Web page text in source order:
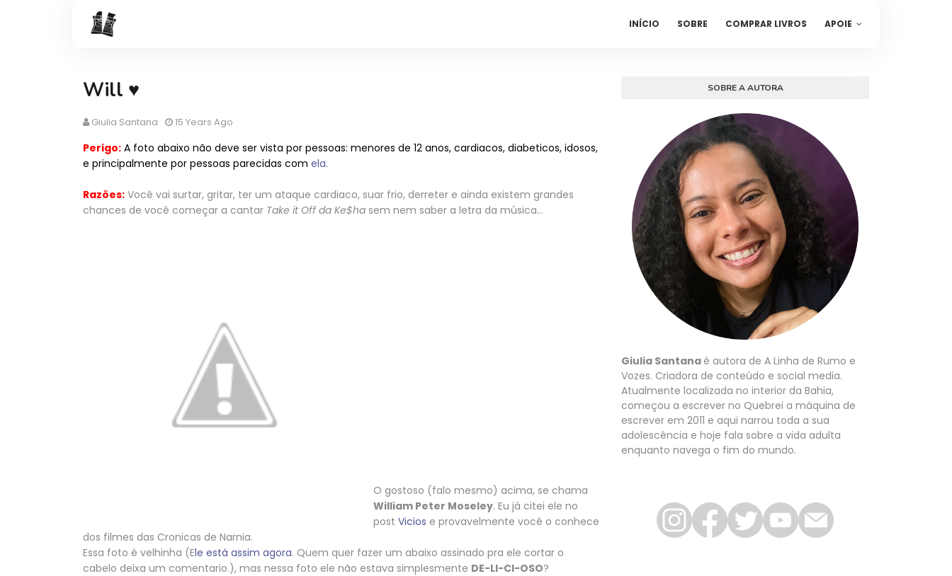
INÍCIO SOBRE COMPRAR LIVROS APOIE
Will ♥
Giulia Santana 15 Years Ago
Perigo: A foto abaixo não deve ser vista por pessoas: menores de 12 anos, cardiacos, diabeticos, idosos,
e principalmente por pessoas parecidas com ela.
Razões: Você vai surtar, gritar, ter um ataque cardiaco, suar frio, derreter e ainda existem grandes
chances de você começar a cantar Take it Off da Ke$ha sem nem saber a letra da música...
O gostoso (falo mesmo) acima, se chama
William Peter Moseley. Eu já citei ele no
post Vicios e provavelmente você o conhece
dos filmes das Cronicas de Narnia.
Essa foto é velhinha (Ele está assim agora. Quem quer fazer um abaixo assinado pra ele cortar o
cabelo deixa um comentario.), mas nessa foto ele não estava simplesmente DE-LI-CI-OSO?
SOBRE A AUTORA
Giulia Santana é autora de A Linha de Rumo e
Vozes. Criadora de conteúdo e social media.
Atualmente localizada no interior da Bahia,
começou a escrever no Quebrei a máquina de
escrever em 2011 e aqui narrou toda a sua
adolescência e hoje fala sobre a vida adulta
enquanto navega o fim do mundo.